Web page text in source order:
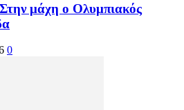
μάχη ο Ολυμπιακός
0